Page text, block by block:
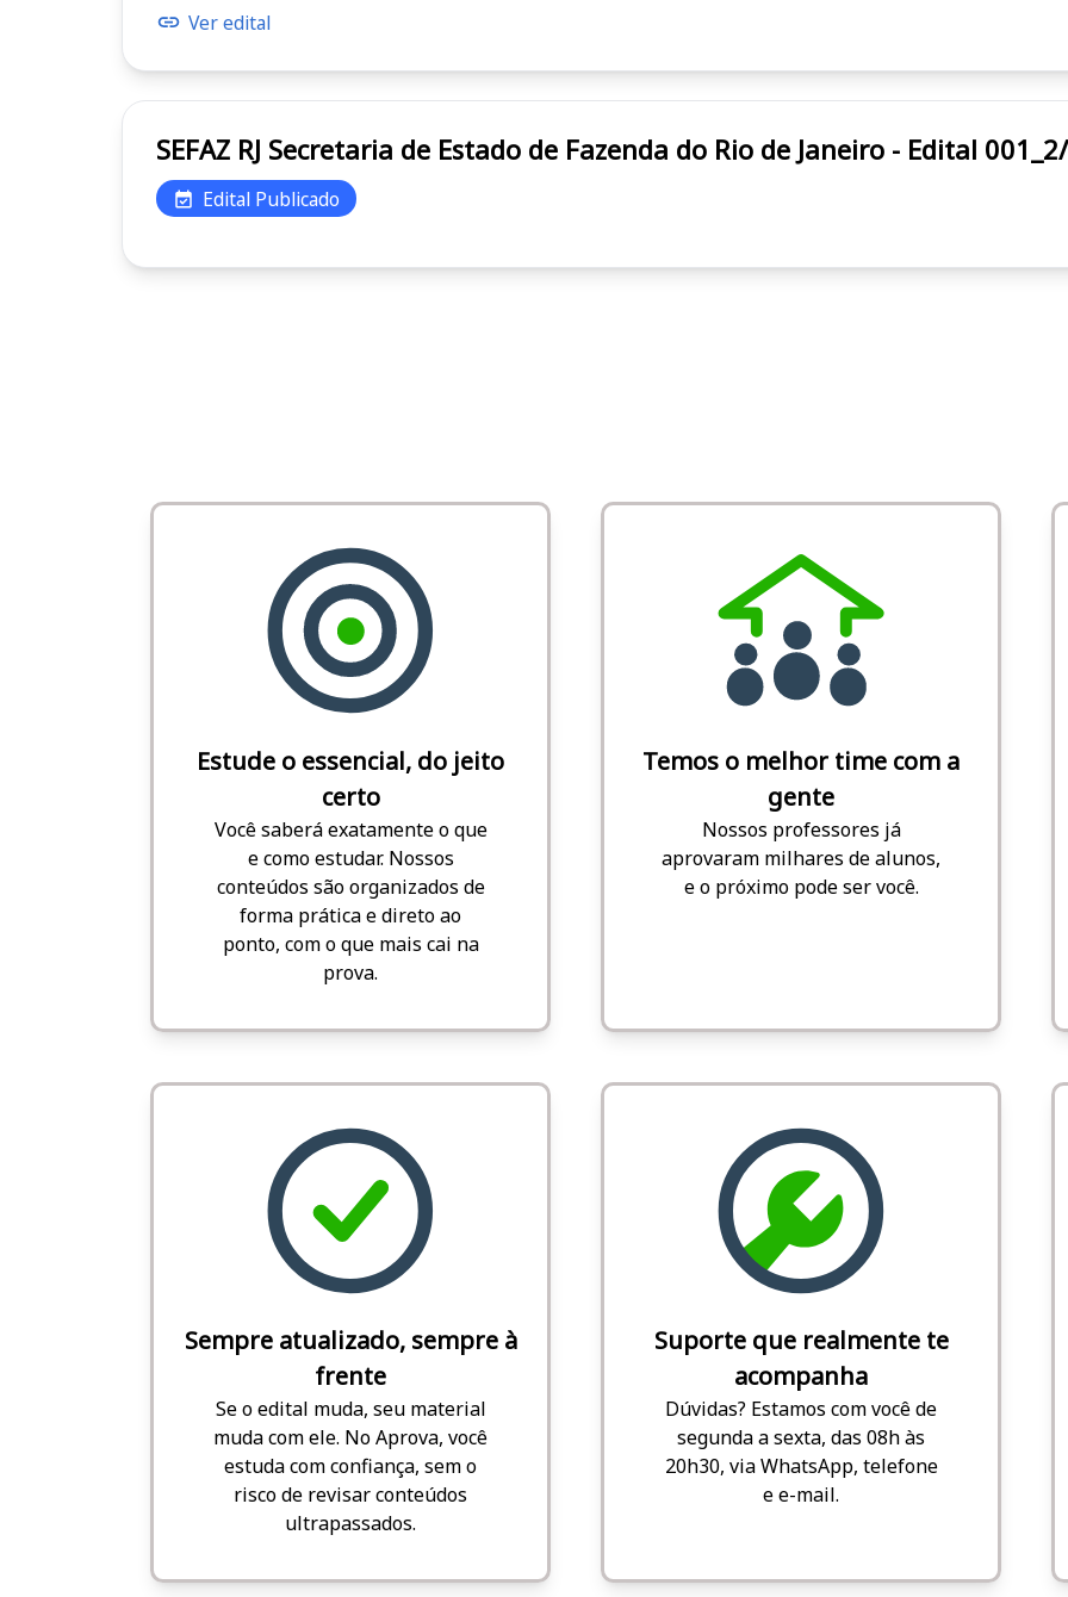
Ver edital
SEFAZ RJ Secretaria de Estado de Fazenda do Rio de Janeiro - Edital
Edital Publicado
Estude o essencial, do jeito
certo
Você saberá exatamente o que
e como estudar. Nossos
conteúdos são organizados de
forma prática e direto ao
ponto, com o que mais cai na
prova.
Temos o melhor time com a
gente
Nossos professores já
aprovaram milhares de alunos,
e o próximo pode ser você.
Sempre atualizado, sempre à
frente
Se o edital muda, seu material
muda com ele. No Aprova, você
estuda com confiança, sem o
risco de revisar conteúdos
ultrapassados.
Suporte que realmente te
acompanha
Dúvidas? Estamos com você de
segunda a sexta, das 08h às
20h30, via WhatsApp, telefone
e e-mail.